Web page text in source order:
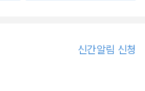
신간알림 신청